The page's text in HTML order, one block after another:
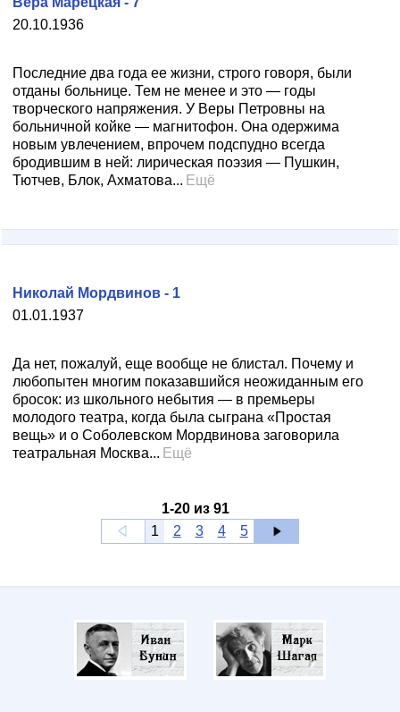
20.10.1936
Последние два года ее жизни, строго говоря, были
отданы больнице. Тем не менее и это — годы
творческого напряжения. У Веры Петровны на
больничной койке — магнитофон. Она одержима
новым увлечением, впрочем подспудно всегда
бродившим в ней: лирическая поэзия — Пушкин,
Тютчев, Блок, Ахматова... Ещё
01.01.1937
Николай Мордвинов - 1
Да нет, пожалуй, еще вообще не блистал. Почему и
любопытен многим показавшийся неожиданным его
бросок: из школьного небытия — в премьеры
молодого театра, когда была сыграна «Простая
вещь» и о Соболевском Мордвинова заговорила
театральная Москва... Ещё
1-20 из 91
1
2 3 4 5